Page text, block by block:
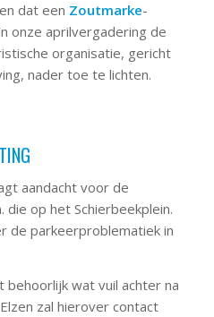
dat een Zoutmarke-
onze aprilvergadering de
organisatie, gericht
nader toe te lichten.
aandacht voor de
op het Schierbeekplein.
de parkeerproblematiek in
behoorlijk wat vuil achter na
zal hierover contact